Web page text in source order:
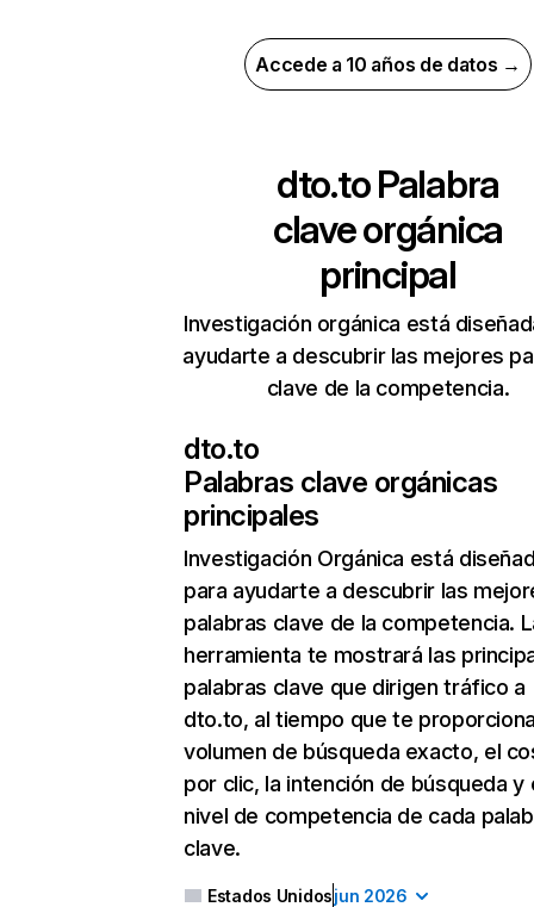
Accede a 10 años de datos →
dto.toPalabra
clave orgánica
principal
Investigación orgánica está
ayudarte a descubrir las mejores
clave de la competencia.
dto.to
Palabras clave orgánicas
principales
Investigación Orgánica está
para ayudarte a descubrir las
palabras clave de la competencia.
herramienta te mostrará las
palabras clave que dirigen tráfico a
dto.to, al tiempo que te
volumen de búsqueda exacto, el
por clic, la intención de búsqueda y
nivel de competencia de cada
clave.
Estados Unidosjun 2026